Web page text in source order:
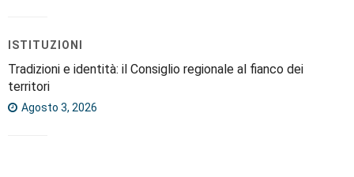
ISTITUZIONI
Tradizioni e identità: il Consiglio regionale al fianco dei
territori
Agosto 3, 2026